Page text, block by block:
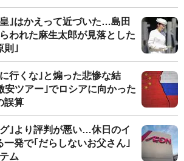
｣はかえって近づいた…島田
われた麻生太郎が見落とした
則｣
行くな｣と煽った悲惨な結
ツアー｣でロシアに向かった
誤算
｣より評判が悪い…休日のイ
一発で｢だらしないお父さん｣
ム